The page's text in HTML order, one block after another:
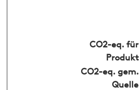
CO2-eq. für
Produkt
CO2-eq. gem.
Quelle